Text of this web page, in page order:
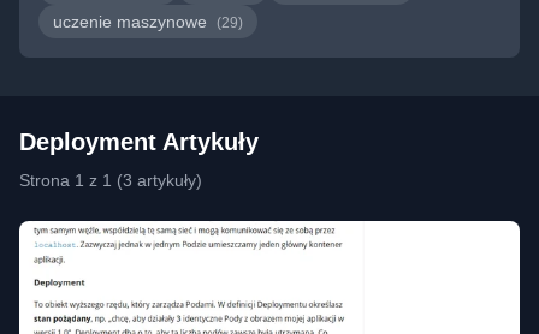
uczenie maszynowe (29)
Deployment Artykuły
Strona 1 z 1 (3 artykuły)